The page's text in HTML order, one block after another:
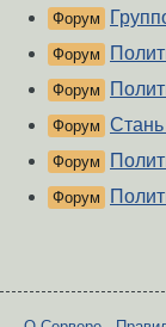
Форум
Форум
Форум
Форум
Форум
Форум